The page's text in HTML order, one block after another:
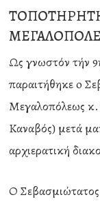
Ως γνωστόν τήν
παραιτήθηκε o
Μεγαλοπόλεως κ.
Καναβός) μετά
αρχιερατική
Ο Σεβασμιώτατος